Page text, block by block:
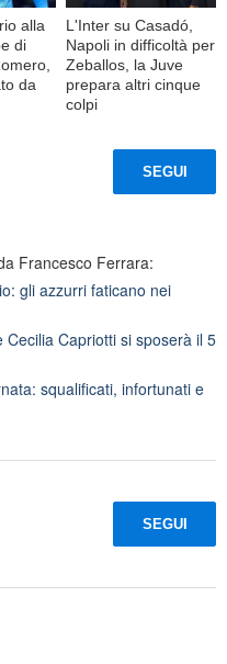
alla
di
da
L'Inter su Casadó,
Napoli in difficoltà per
Zeballos, la Juve
prepara altri cinque
colpi
SEGUI
Francesco Ferrara:
gli azzurri faticano nei
Capriotti si sposerà il 5
squalificati, infortunati e
SEGUI